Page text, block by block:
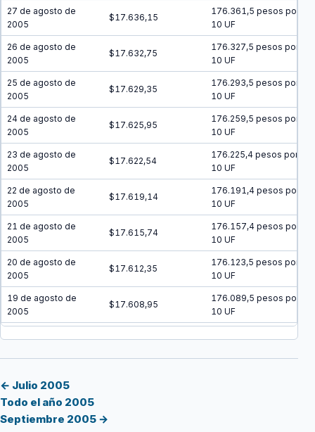
27 de agosto de
2005
$17.636,15
176.361,5 pesos por
10 UF
26 de agosto de
2005
$17.632,75
176.327,5 pesos por
10 UF
25 de agosto de
2005
$17.629,35
176.293,5 pesos por
10 UF
24 de agosto de
2005
$17.625,95
176.259,5 pesos por
10 UF
23 de agosto de
2005
$17.622,54
176.225,4 pesos por
10 UF
22 de agosto de
2005
$17.619,14
176.191,4 pesos por
10 UF
21 de agosto de
2005
$17.615,74
176.157,4 pesos por
10 UF
20 de agosto de
2005
$17.612,35
176.123,5 pesos por
10 UF
19 de agosto de
2005
$17.608,95
176.089,5 pesos por
10 UF
$17.605,55
2005
16 de agosto de
2005
← Julio 2005
Todo el año 2005
Septiembre 2005 →